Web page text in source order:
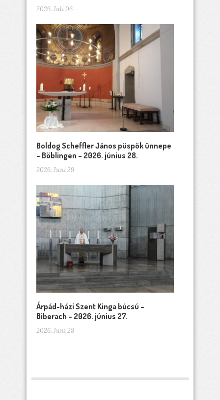
2026. Juli 06
Boldog Scheffler János püspök ünnepe
– Böblingen – 2026. június 28.
2026. Juni 29
Árpád-házi Szent Kinga búcsú –
Biberach – 2026. június 27.
2026. Juni 28